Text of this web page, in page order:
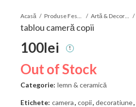
Acasă Produse Festart Artă & Decoraţiuni
tablou cameră copii
100lei
Out of Stock
Categorie: lemn & ceramică
Etichete: camera, copii, decoratiune,